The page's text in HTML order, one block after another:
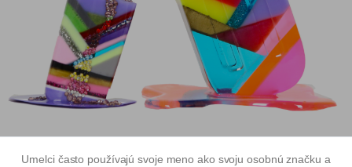
Umelci často používajú svoje meno ako svoju osobnú značku a